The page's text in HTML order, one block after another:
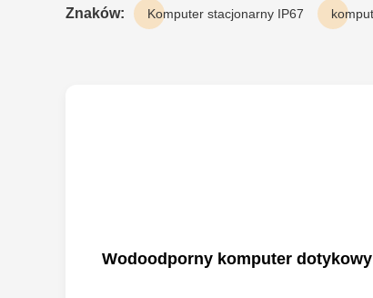
Znaków: Komputer stacjonarny IP67
Wodoodporny komputer